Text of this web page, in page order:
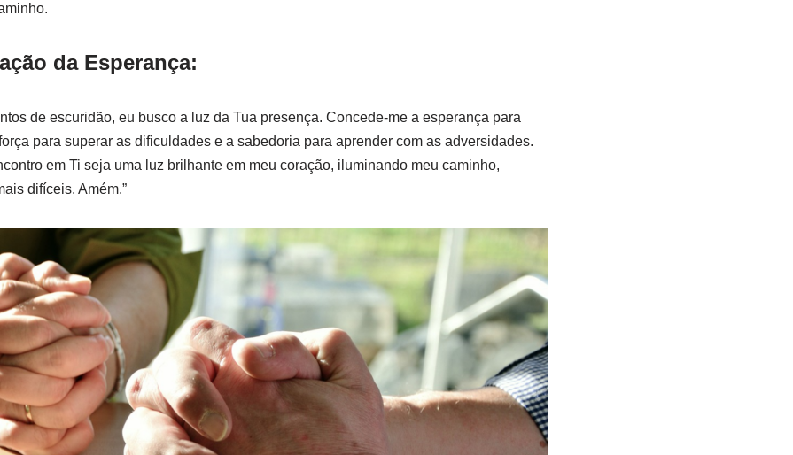
da Esperança:
de escuridão, eu busco a luz da Tua presença. Concede-me a esperança para
para superar as dificuldades e a sabedoria para aprender com as adversidades.
em Ti seja uma luz brilhante em meu coração, iluminando meu caminho,
difíceis. Amém.”